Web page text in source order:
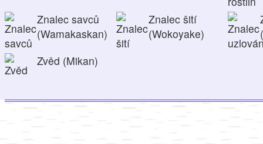
Znalec savců
(Wamakaskan)
Znalec šití
(Wokoyake)
Zvěd (Mikan)